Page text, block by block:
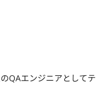
QAエンジニアとしてテ